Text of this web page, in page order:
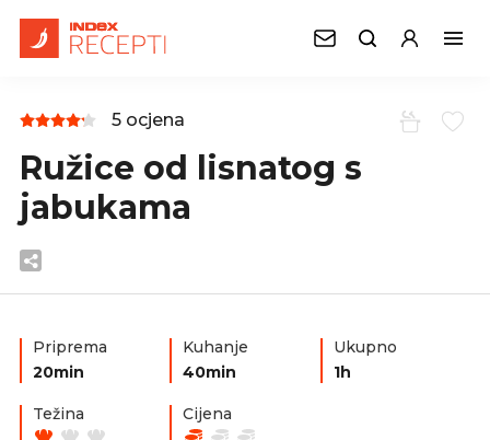
5 ocjena
Ružice od lisnatog s
jabukama
Priprema
20min
Kuhanje
40min
Ukupno
1h
Težina Cijena